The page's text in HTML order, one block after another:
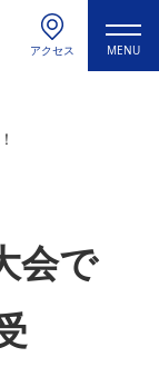
アクセス MENU
会で